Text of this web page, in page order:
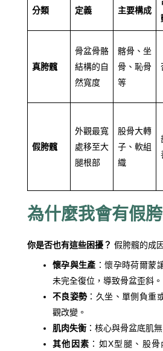
分類 定義 主要構成
真胯髖
骨盆骨骼
結構的自
然寬度
髂骨、坐
骨、恥骨
等
假胯髖
外觀最寬
處移至大
腿根部
股骨大轉
子、軟組
織
為什麼我會有假
你是否也有這些困擾？ 假胯髖的成
懷孕與生產 ：懷孕時荷爾蒙
未完全復位，導致骨盆歪斜。
不良姿勢：久坐、單側負重
觀改變。
肌肉失衡：核心與骨盆底肌
其他因素 ：如X型腿、股